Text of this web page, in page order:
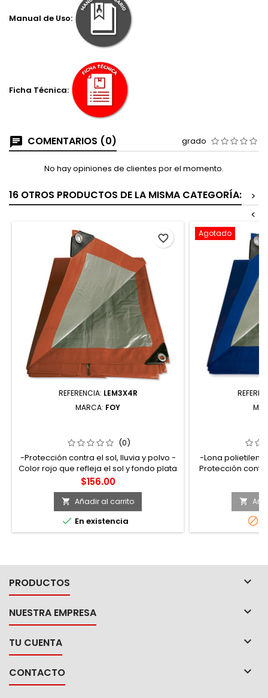
Manual de Uso:
Ficha Técnica:
COMENTARIOS (0) grado
No hay opiniones de clientes por el momento.
16 OTROS PRODUCTOS DE LA MISMA CATEGORÍA:
>
<
REFERENCIA: LEM3X4R
MARCA: FOY
(0)
-Protección contra el sol, lluvia y polvo -
Color rojo que refleja el sol y fondo plata
que evita el calentamiento -Densidad 110
g/m² -14mm
Precio
$156.00
 Añadir al carrito
 En existencia
favorite_border Agotado
-Lona polietileno
Protección
que evita el
110 grs/m². -
pulgada. -


PRODUCTOS 
NUESTRA EMPRESA 
TU CUENTA 
CONTACTO 